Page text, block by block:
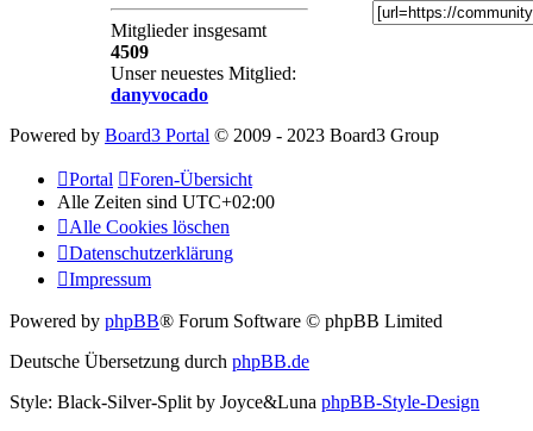
Mitglieder insgesamt
4509
Unser neuestes Mitglied:
danyvocado
Powered by Board3 Portal © 2009 - 2023 Board3 Group
Portal
Foren-Übersicht
Alle Zeiten sind UTC+02:00
Alle Cookies löschen
Datenschutzerklärung
Impressum
Powered by phpBB® Forum Software © phpBB Limited
Deutsche Übersetzung durch phpBB.de
Style: Black-Silver-Split by Joyce&Luna phpBB-Style-Design